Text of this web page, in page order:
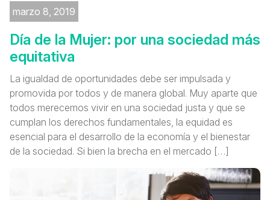
marzo 8, 2019
Día de la Mujer: por una sociedad más
equitativa
La igualdad de oportunidades debe ser impulsada y
promovida por todos y de manera global. Muy aparte que
todos merecemos vivir en una sociedad justa y que se
cumplan los derechos fundamentales, la equidad es
esencial para el desarrollo de la economía y el bienestar
de la sociedad. Si bien la brecha en el mercado […]